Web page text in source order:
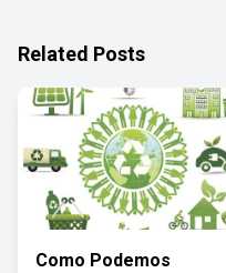
Related Posts
Como Podemos